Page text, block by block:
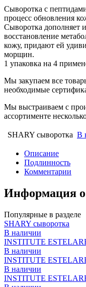
Сыворотка с
процесс обновления
Сыворотка дополняет
восстановление
кожу, придают ей
морщин.
1 упаковка на 4
Мы закупаем все
необходимые
Мы выстраиваем с
ассортименте
SHARY сыворотка В
Описание
Подлинность
Комментарии
Информация
Популярные в разделе
SHARY сыворотка
В наличии
INSTITUTE
В наличии
INSTITUTE
В наличии
INSTITUTE